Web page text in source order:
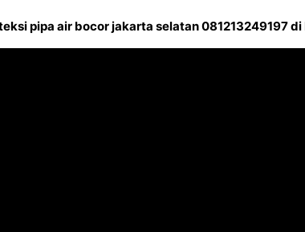
pipa air bocor jakarta selatan 081213249197